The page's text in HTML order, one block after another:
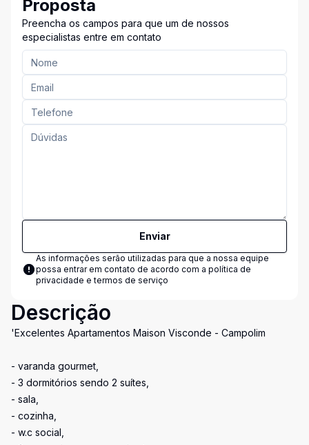
Proposta
Preencha os campos para que um de nossos
especialistas entre em contato
Enviar
As informações serão utilizadas para que a nossa equipe
possa entrar em contato de acordo com a política de
privacidade e termos de serviço
Descrição
'Excelentes Apartamentos Maison Visconde - Campolim
- varanda gourmet,
- 3 dormitórios sendo 2 suítes,
- sala,
- cozinha,
- w.c social,